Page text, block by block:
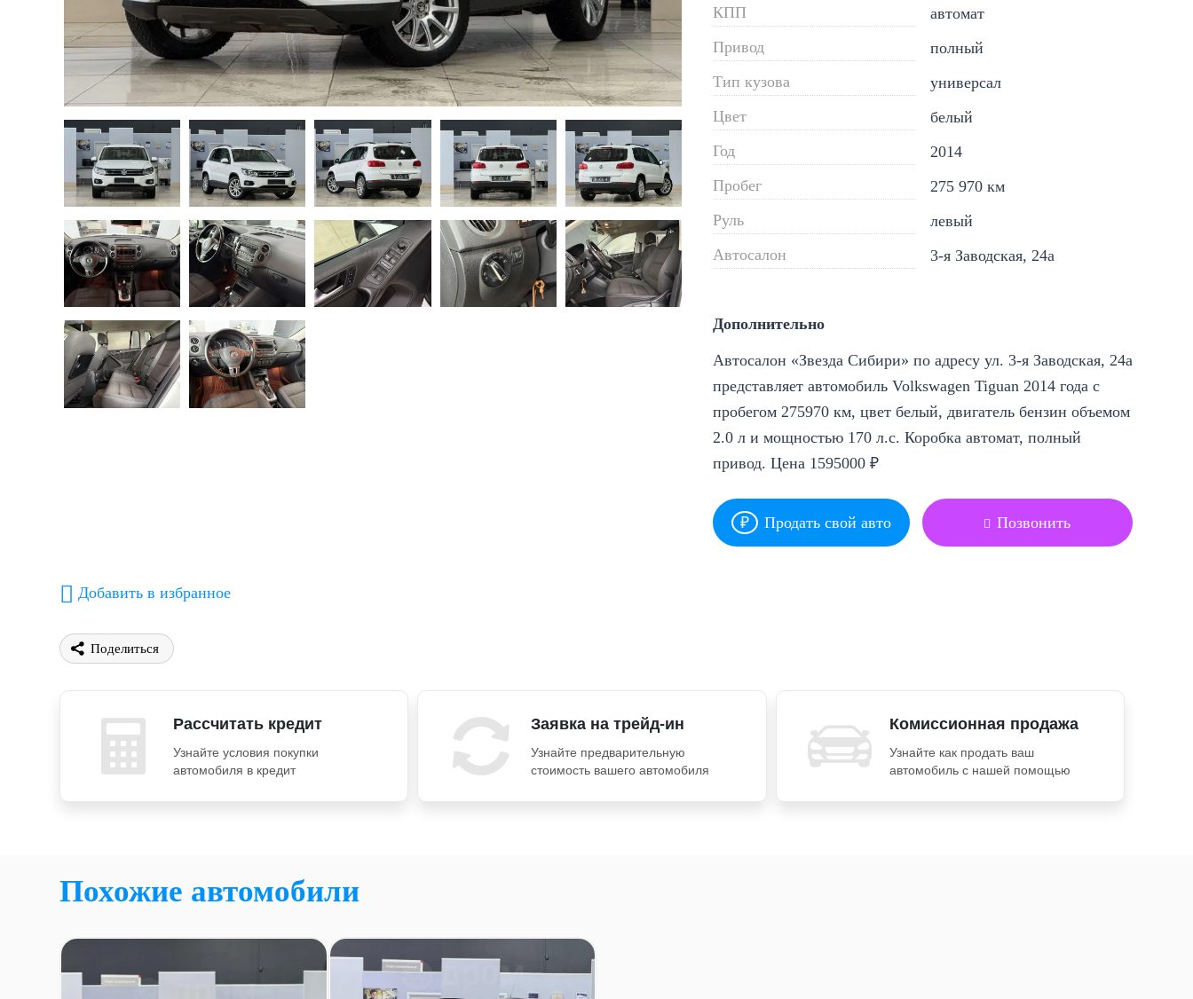
КПП
автомат
Привод
полный
Тип кузова
универсал
Цвет
белый
Год
2014
Пробег
275 970 км
Руль
левый
Автосалон
3-я Заводская, 24а
Дополнительно
Автосалон «Звезда Сибири» по адресу ул. 3-я Заводская, 24а
представляет автомобиль Volkswagen Tiguan 2014 года с
пробегом 275970 км, цвет белый, двигатель бензин объемом
2.0 л и мощностью 170 л.с. Коробка автомат, полный
привод. Цена 1595000 ₽
Продать свой авто Позвонить
Добавить в избранное
Поделиться
Рассчитать кредит
Узнайте условия покупки
автомобиля в кредит
Заявка на трейд-ин
Узнайте предварительную
стоимость вашего автомобиля
Комиссионная продажа
Узнайте как продать ваш
автомобиль с нашей помощью
Похожие автомобили